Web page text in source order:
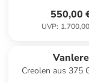
550,00
UVP:
Vanlere
Creolen aus 375